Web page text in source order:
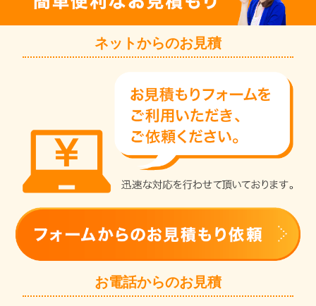
ネットからのお見積
お電話からのお見積